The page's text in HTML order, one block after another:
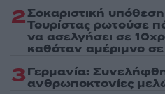
2Σοκαριστική
Τουρίστας ρωτούσε
να ασελγήσει σε
καθόταν αμέριμνο
3Γερμανία:
ανθρωποκτονίες